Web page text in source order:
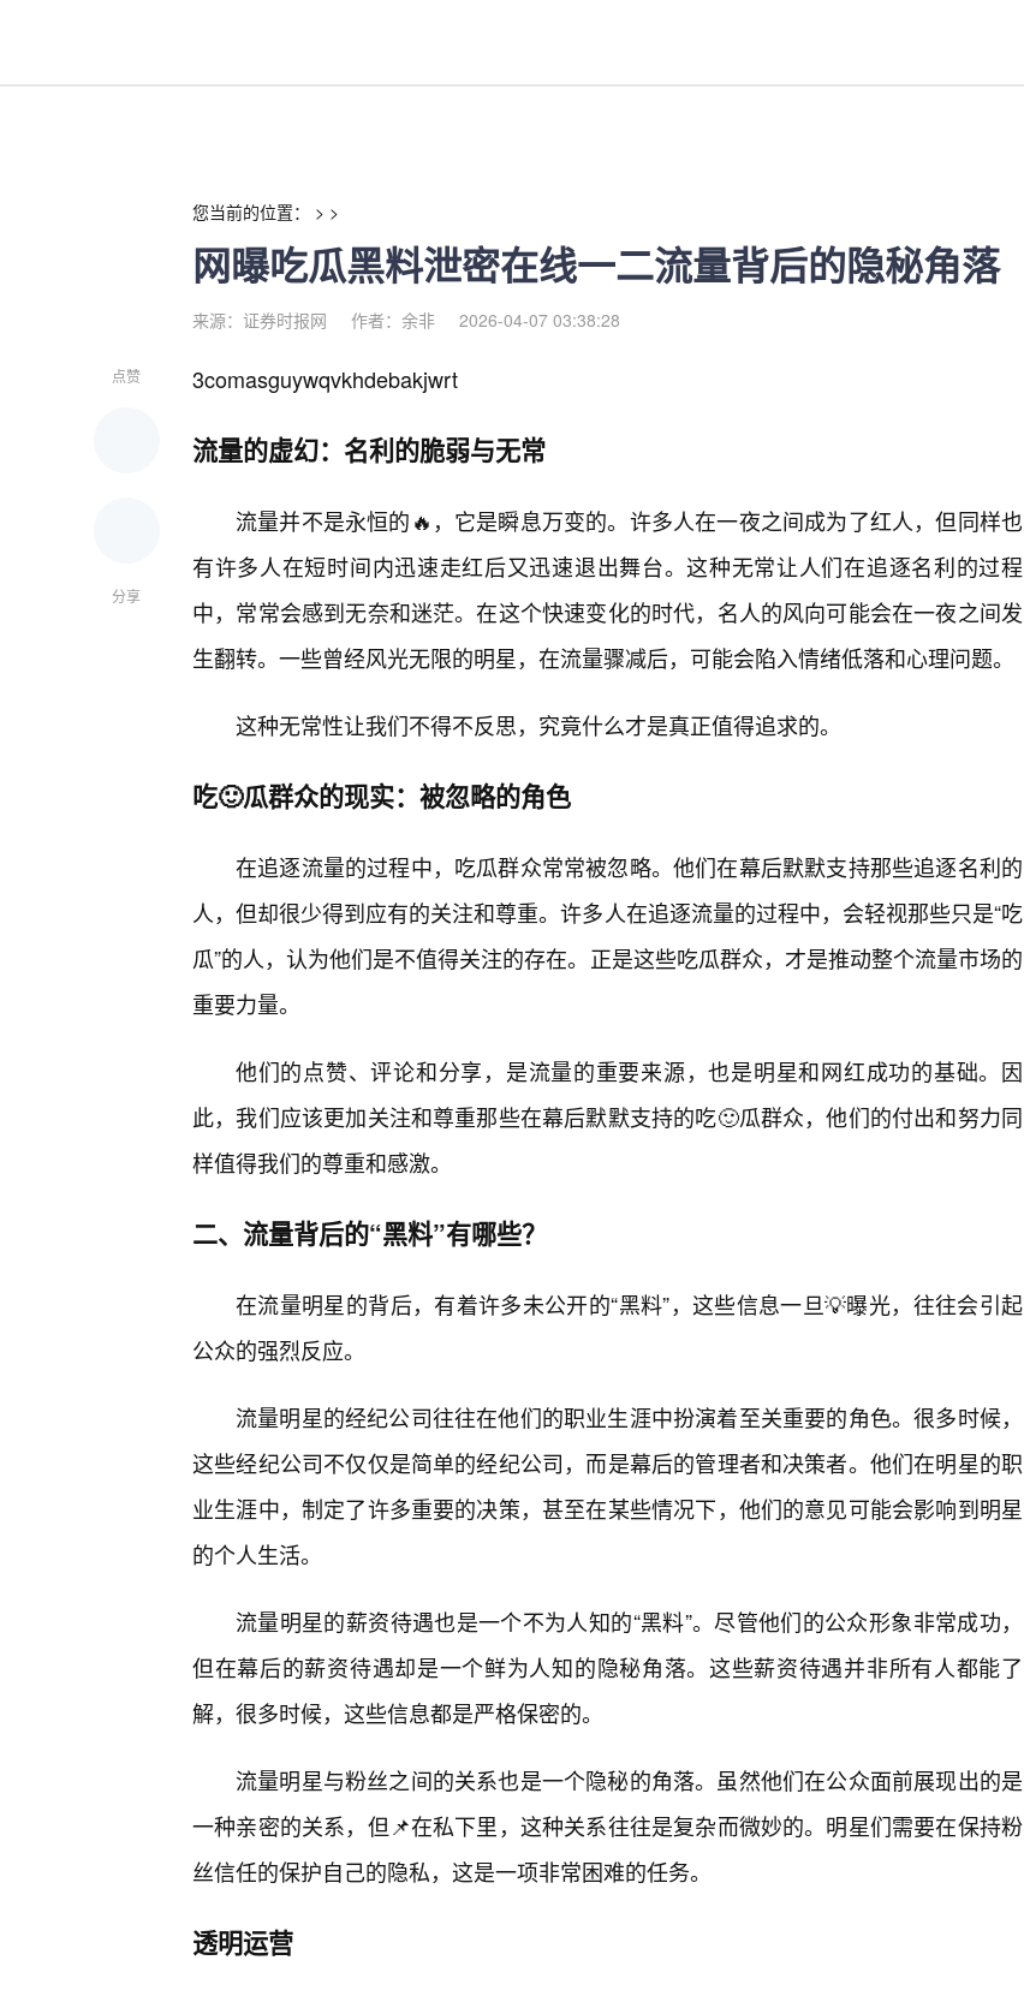
您当前的位置： > >
网曝吃瓜黑料泄密在线一二流量背后的隐秘角落
来源：证券时报网 作者：余非 2026-04-07 03:38:28
点赞
分享
3comasguywqvkhdebakjwrt
流量的虚幻：名利的脆弱与无常
流量并不是永恒的🔥，它是瞬息万变的。许多人在一夜之间成为了红人，但同样也
有许多人在短时间内迅速走红后又迅速退出舞台。这种无常让人们在追逐名利的过程
中，常常会感到无奈和迷茫。在这个快速变化的时代，名人的风向可能会在一夜之间发
生翻转。一些曾经风光无限的明星，在流量骤减后，可能会陷入情绪低落和心理问题。
这种无常性让我们不得不反思，究竟什么才是真正值得追求的。
吃🙂瓜群众的现实：被忽略的角色
在追逐流量的过程中，吃瓜群众常常被忽略。他们在幕后默默支持那些追逐名利的
人，但却很少得到应有的关注和尊重。许多人在追逐流量的过程中，会轻视那些只是“吃
瓜”的人，认为他们是不值得关注的存在。正是这些吃瓜群众，才是推动整个流量市场的
重要力量。
他们的点赞、评论和分享，是流量的重要来源，也是明星和网红成功的基础。因
此，我们应该更加关注和尊重那些在幕后默默支持的吃🙂瓜群众，他们的付出和努力同
样值得我们的尊重和感激。
二、流量背后的“黑料”有哪些？
在流量明星的背后，有着许多未公开的“黑料”，这些信息一旦💡曝光，往往会引起
公众的强烈反应。
流量明星的经纪公司往往在他们的职业生涯中扮演着至关重要的角色。很多时候，
这些经纪公司不仅仅是简单的经纪公司，而是幕后的管理者和决策者。他们在明星的职
业生涯中，制定了许多重要的决策，甚至在某些情况下，他们的意见可能会影响到明星
的个人生活。
流量明星的薪资待遇也是一个不为人知的“黑料”。尽管他们的公众形象非常成功，
但在幕后的薪资待遇却是一个鲜为人知的隐秘角落。这些薪资待遇并非所有人都能了
解，很多时候，这些信息都是严格保密的。
流量明星与粉丝之间的关系也是一个隐秘的角落。虽然他们在公众面前展现出的是
一种亲密的关系，但📌在私下里，这种关系往往是复杂而微妙的。明星们需要在保持粉
丝信任的保护自己的隐私，这是一项非常困难的任务。
透明运营